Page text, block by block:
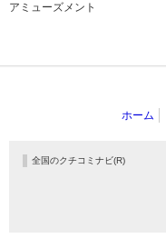
アミューズメント
ホーム
全国のクチコミナビ(R)